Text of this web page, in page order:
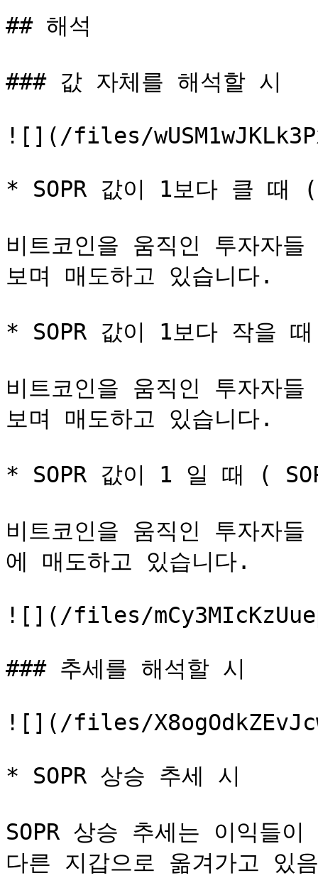
## 해석
### 값 자체를 해석할 시
![](/files/
* SOPR 값이 1보다 클 때
비트코인을 움직인 투자자
보며 매도하고 있습니다.
* SOPR 값이 1보다 작을
비트코인을 움직인 투자자
보며 매도하고 있습니다.
* SOPR 값이 1 일 때 (
비트코인을 움직인 투자자
에 매도하고 있습니다.
![](/files/
### 추세를 해석할 시
![](/files/
* SOPR 상승 추세 시
SOPR 상승 추세는 이익들
다른 지갑으로 옮겨가고 있